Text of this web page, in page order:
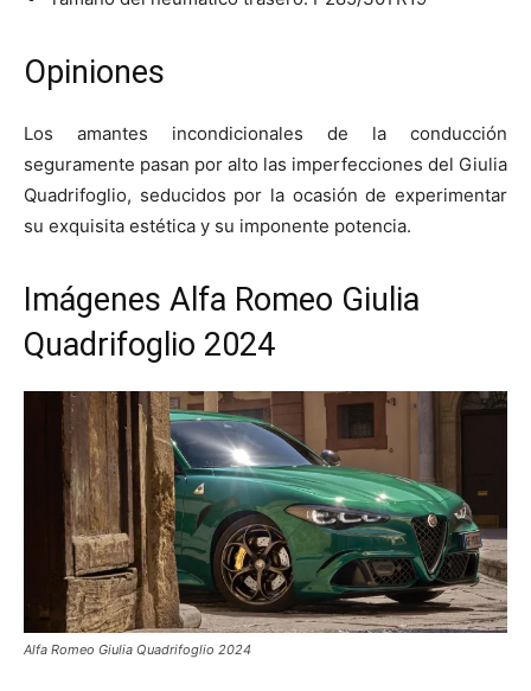
Opiniones
Los amantes incondicionales de la conducción
seguramente pasan por alto las imperfecciones del Giulia
Quadrifoglio, seducidos por la ocasión de experimentar
su exquisita estética y su imponente potencia.
Imágenes Alfa Romeo Giulia
Quadrifoglio 2024
Alfa Romeo Giulia Quadrifoglio 2024